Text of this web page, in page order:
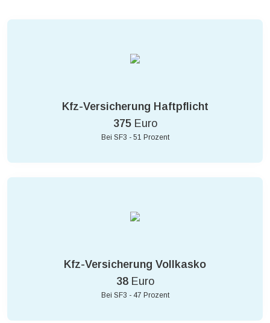
Kfz-Versicherung Haftpflicht
375 Euro
Bei SF3 - 51 Prozent
Kfz-Versicherung Vollkasko
38Euro
Bei SF3 - 47 Prozent